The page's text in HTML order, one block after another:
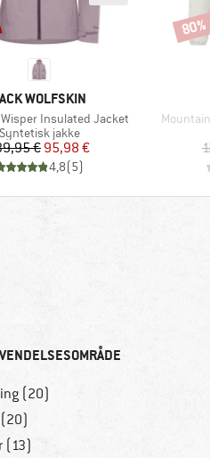
WOLFSKIN
Insulated Jacket
Produktgruppe
Syntetisk jakke
Pris
€Nedsat pris
95,98 €
4,8(5)
Artikel
Rabat
80%
(20)
(13)